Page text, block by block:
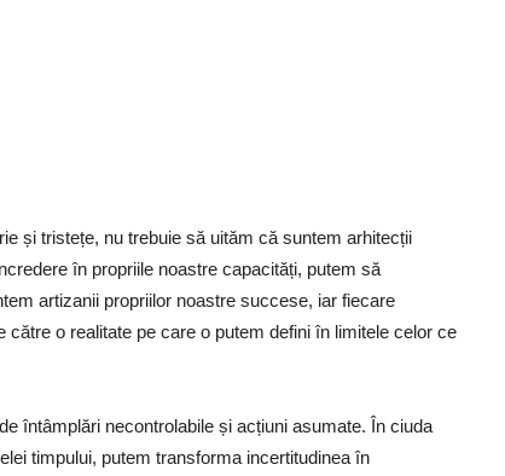
și tristețe, nu trebuie să uităm că suntem arhitecții
în propriile noastre capacități, putem să
artizanii propriilor noastre succese, iar fiecare
o realitate pe care o putem defini în limitele celor ce
întâmplări necontrolabile și acțiuni asumate. În ciuda
timpului, putem transforma incertitudinea în